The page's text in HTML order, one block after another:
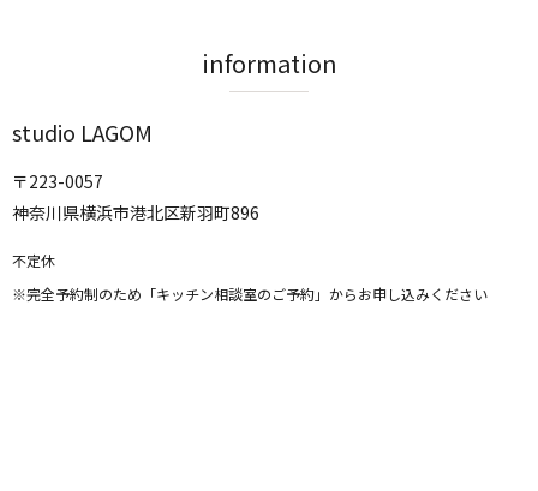
information
studio LAGOM
〒223-0057
神奈川県横浜市港北区新羽町896
不定休
※完全予約制のため「キッチン相談室のご予約」からお申し込みください